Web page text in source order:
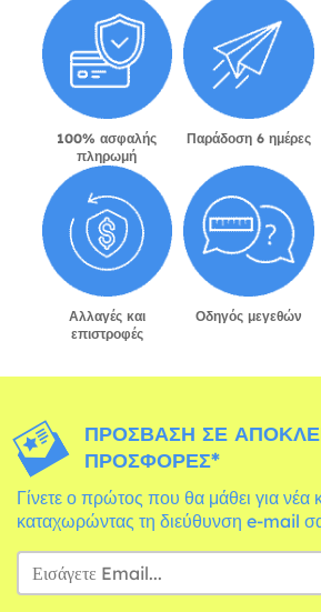
100% ασφαλής
πληρωμή
Παράδοση 6 ημέρες
Αλλαγές και
επιστροφές
Οδηγός μεγεθών
ΠΡΌΣΒΑΣΗ ΣΕ
ΠΡΟΣΦΟΡΈΣ*
Γίνετε ο πρώτος που θα μάθει για νέα
καταχωρώντας τη διεύθυνση e-mail